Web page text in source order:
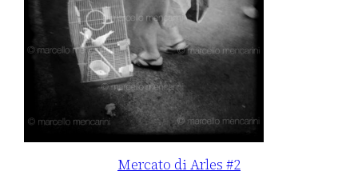
Mercato di Arles #2